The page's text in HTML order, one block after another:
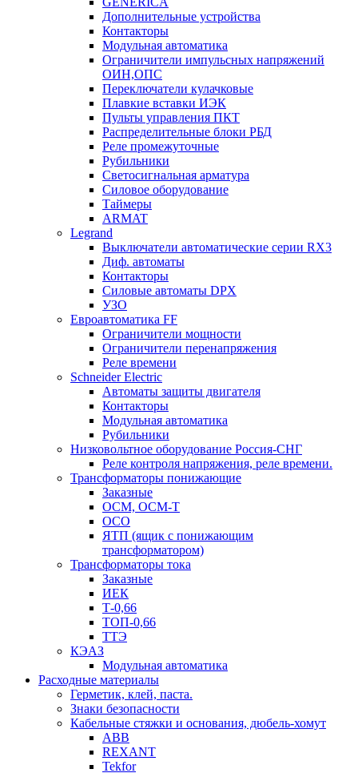
Дополнительные устройства
Контакторы
Модульная автоматика
Ограничители импульсных напряжений
ОИН,ОПС
Переключатели кулачковые
Плавкие вставки ИЭК
Пульты управления ПКТ
Распределительные блоки РБД
Реле промежуточные
Рубильники
Светосигнальная арматура
Силовое оборудование
Таймеры
ARMAT
Legrand
Выключатели автоматические серии RX3
Диф. автоматы
Контакторы
Силовые автоматы DPX
УЗО
Евроавтоматика FF
Ограничители мощности
Ограничители перенапряжения
Реле времени
Schneider Electric
Автоматы защиты двигателя
Контакторы
Модульная автоматика
Рубильники
Низковольтное оборудование Россия-СНГ
Реле контроля напряжения, реле времени.
Трансформаторы понижающие
Заказные
ОСМ, ОСМ-Т
ОСО
ЯТП (ящик с понижающим
трансформатором)
Трансформаторы тока
Заказные
ИЕК
Т-0,66
ТОП-0,66
ТТЭ
КЭАЗ
Модульная автоматика
Расходные материалы
Герметик, клей, паста.
Знаки безопасности
Кабельные стяжки и основания, дюбель-хомут
ABB
REXANT
Tekfor